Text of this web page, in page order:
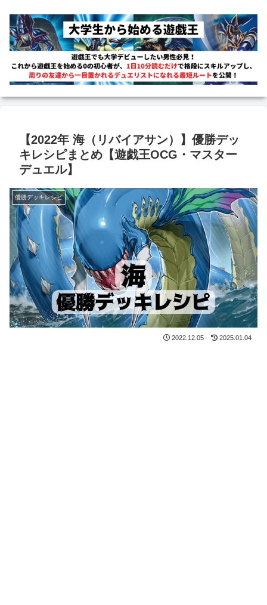
【2022年 海（リバイアサン）】優勝デッ
キレシピまとめ【遊戯王OCG・マスター
デュエル】
優勝デッキレシピ
2022.12.05 2025.01.04